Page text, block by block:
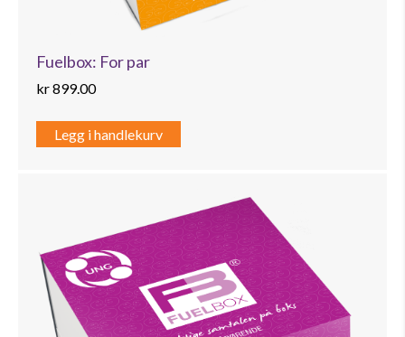
Fuelbox: For par
kr899.00
Legg i handlekurv